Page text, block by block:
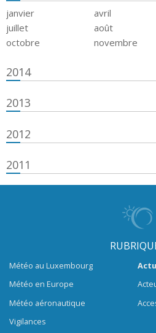
janvier avril
juillet
août
octobre
novembre
2014
2013
2012
2011
Météo au Luxembourg
Météo en Europe
Météo aéronautique
Vigilances